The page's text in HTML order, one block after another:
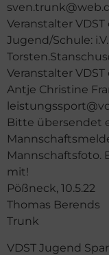
Veranstalter
Jugend/Schule:
Veranstalter
Antje Christine
Bitte übersendet
Mannschaftsfoto.
mit!
Pößneck, 10.5.22
Thomas
Trunk
VDST Jugend